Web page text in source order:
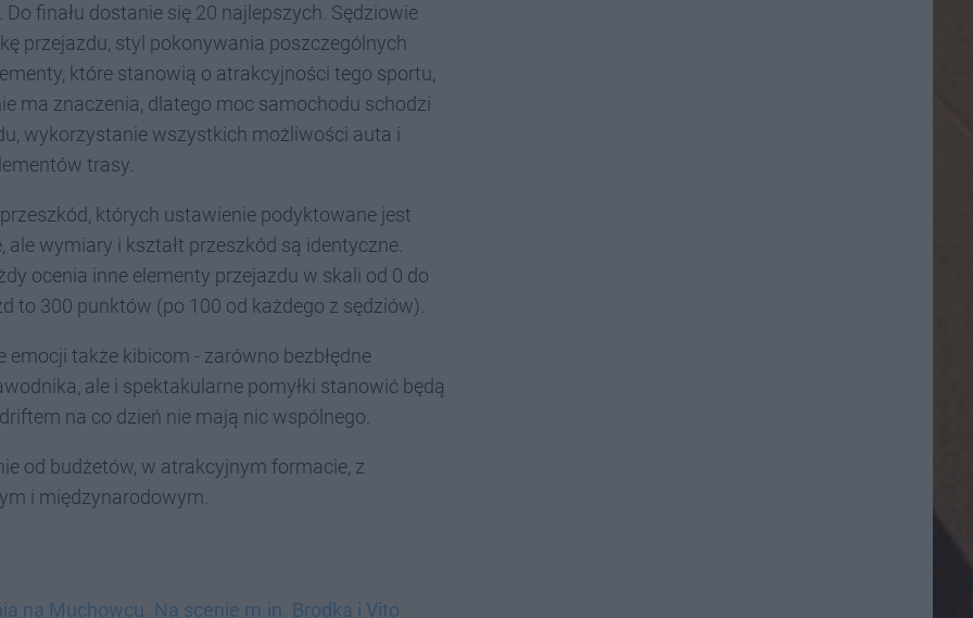
finału dostanie się 20 najlepszych. Sędziowie
przejazdu, styl pokonywania poszczególnych
które stanowią o atrakcyjności tego sportu,
ma znaczenia, dlatego moc samochodu schodzi
wykorzystanie wszystkich możliwości auta i
trasy.
których ustawienie podyktowane jest
wymiary i kształt przeszkód są identyczne.
ocenia inne elementy przejazdu w skali od 0 do
to 300 punktów (po 100 od każdego z sędziów).
także kibicom - zarówno bezbłędne
ale i spektakularne pomyłki stanowić będą
na co dzień nie mają nic wspólnego.
od budżetów, w atrakcyjnym formacie, z
i międzynarodowym.
na Muchowcu. Na scenie m.in. Brodka i Vito